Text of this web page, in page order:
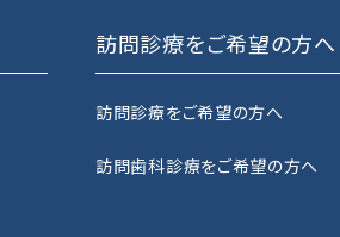
訪問診療をご希望の方へ
訪問診療をご希望の方へ
訪問歯科診療をご希望の方へ